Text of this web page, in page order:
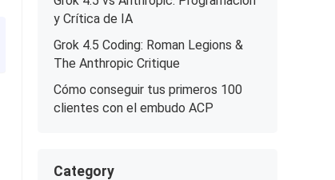
y Crítica de IA
Grok 4.5 Coding: Roman Legions &
The Anthropic Critique
Cómo conseguir tus primeros 100
clientes con el embudo ACP
Category